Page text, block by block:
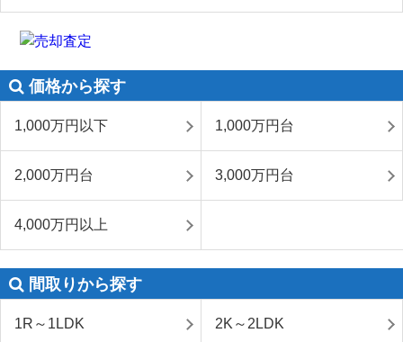
価格から探す
1,000万円以下 1,000万円台
2,000万円台 3,000万円台
4,000万円以上
間取りから探す
1R～1LDK 2K～2LDK